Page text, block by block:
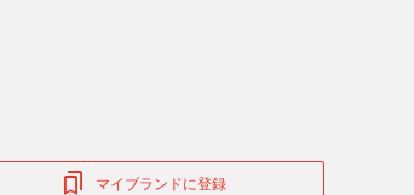
マイブランドに登録